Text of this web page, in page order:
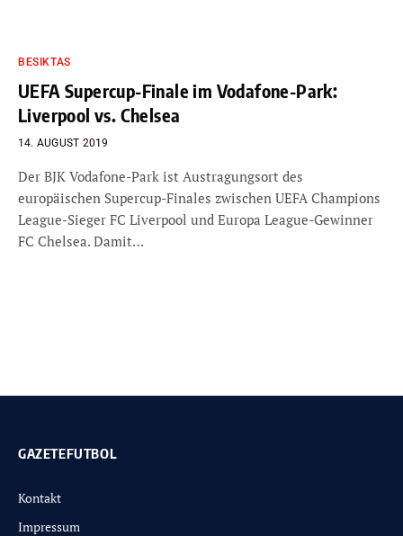
BESIKTAS
UEFA Supercup-Finale im Vodafone-Park:
Liverpool vs. Chelsea
14. AUGUST 2019
Der BJK Vodafone-Park ist Austragungsort des
europäischen Supercup-Finales zwischen UEFA Champions
League-Sieger FC Liverpool und Europa League-Gewinner
FC Chelsea. Damit…
GAZETEFUTBOL
Kontakt
Impressum